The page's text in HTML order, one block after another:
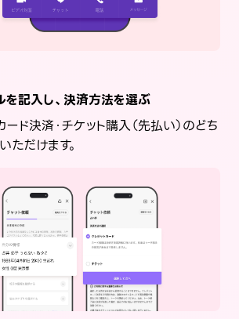
を記入し、決済方法を選ぶ
ード決済・チケット購入（先払い）のどち
ただけます。